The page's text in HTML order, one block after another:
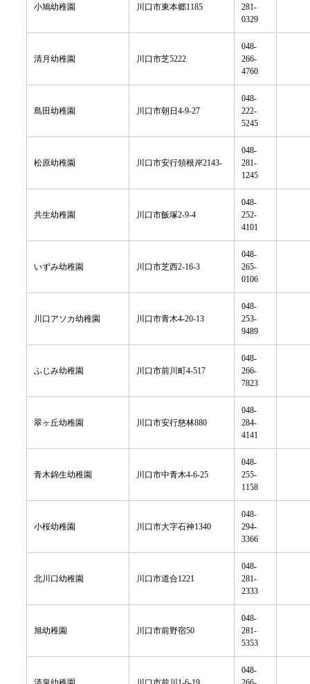
小鳩幼稚園 川口市東本郷1185
281-
0329
清月幼稚園 川口市芝5222
048-
266-
4760
島田幼稚園 川口市朝日4-9-27
048-
222-
5245
松原幼稚園 川口市安行領根岸2143-
048-
281-
1245
共生幼稚園 川口市飯塚2-9-4
048-
252-
4101
いずみ幼稚園 川口市芝西2-16-3
048-
265-
0106
川口アソカ幼稚園 川口市青木4-20-13
048-
253-
9489
ふじみ幼稚園 川口市前川町4-517
048-
266-
7823
翠ヶ丘幼稚園 川口市安行慈林880
048-
284-
4141
青木錦生幼稚園 川口市中青木4-6-25
048-
255-
1158
小桜幼稚園 川口市大字石神1340
048-
294-
3366
北川口幼稚園 川口市道合1221
048-
281-
2333
旭幼稚園 川口市前野宿50
048-
281-
5353
048-